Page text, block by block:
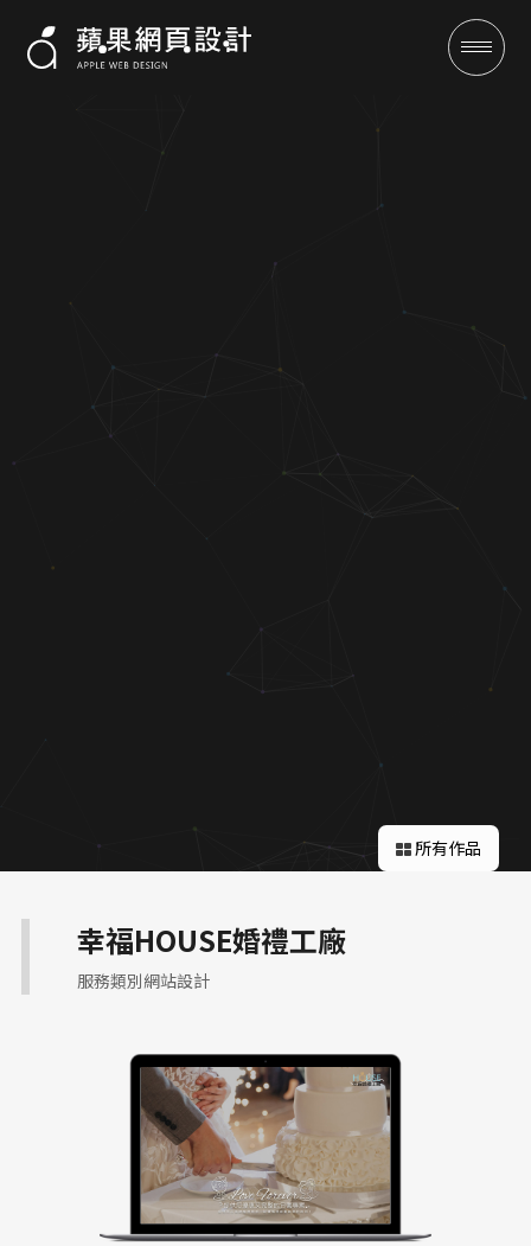
幸福HOUSE婚禮工廠-蘋果網頁
設計-客製化設計-SEO優化保證
所有作品
幸福HOUSE婚禮工廠
服務類別網站設計